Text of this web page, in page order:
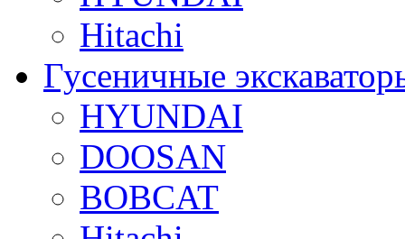
Hitachi
Гусеничные
HYUNDAI
DOOSAN
BOBCAT